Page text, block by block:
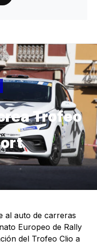
Trofeo
al auto de carreras
Europeo de Rally
del Trofeo Clio a